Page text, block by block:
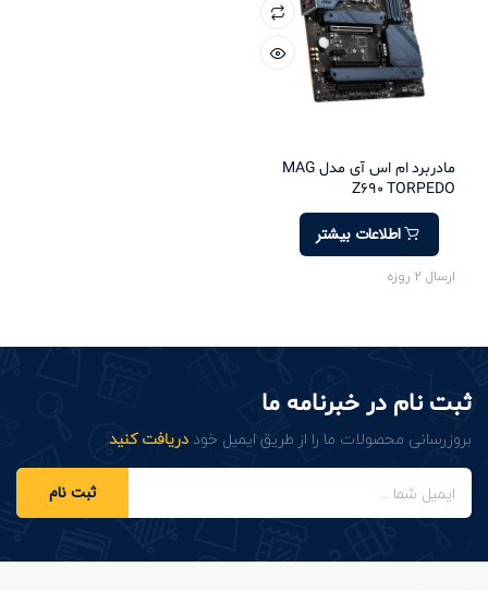
مادربرد ام اس آی مدل MAG
Z690 TORPEDO
اطلاعات بیشتر
ارسال 2 روزه
ثبت نام در خبرنامه ما
بروزرسانی محصولات ما را از طریق ایمیل خود دریافت کنید.
ثبت نام